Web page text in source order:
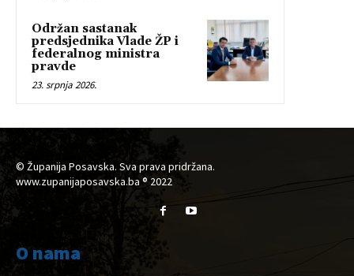
Održan sastanak
predsjednika Vlade ŽP i
federalnog ministra
pravde
23. srpnja 2026.
© Županija Posavska. Sva prava pridržana.
www.zupanijaposavska.ba ® 2022
O nama